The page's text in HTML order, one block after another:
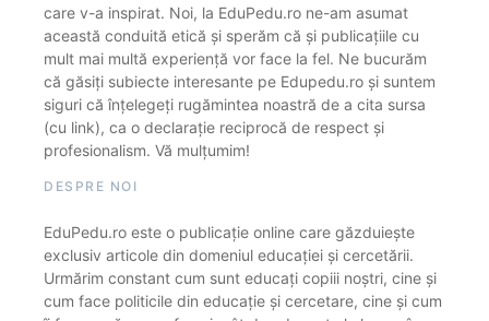
care v-a inspirat. Noi, la EduPedu.ro ne-am asumat
această conduită etică și sperăm că și publicațiile cu
mult mai multă experiență vor face la fel. Ne bucurăm
că găsiți subiecte interesante pe Edupedu.ro și suntem
siguri că înțelegeți rugămintea noastră de a cita sursa
(cu link), ca o declarație reciprocă de respect și
profesionalism. Vă mulțumim!
DESPRE NOI
EduPedu.ro este o publicație online care găzduiește
exclusiv articole din domeniul educației și cercetării.
Urmărim constant cum sunt educați copiii noștri, cine și
cum face politicile din educație și cercetare, cine și cum